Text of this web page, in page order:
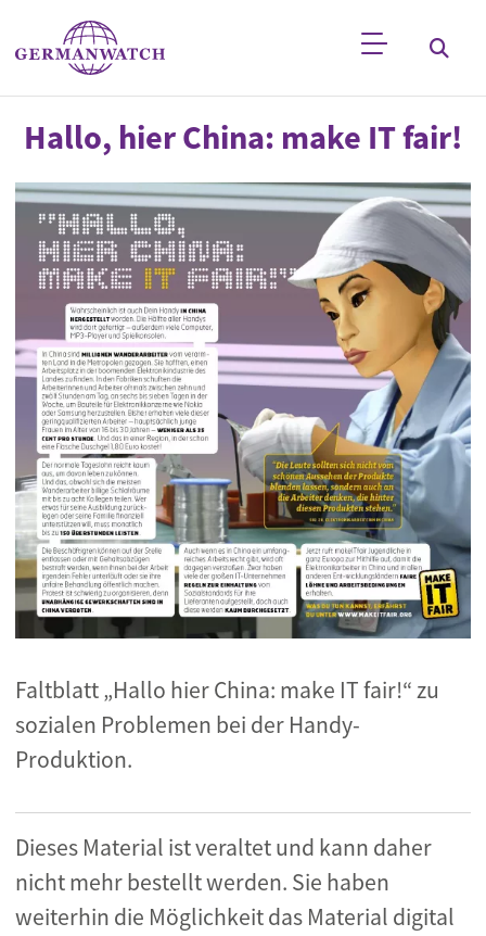
Direkt zum Inhalt
Stichwortsuche
Hallo, hier China: make IT fair!
Faltblatt „Hallo hier China: make IT fair!“ zu
sozialen Problemen bei der Handy-
Produktion.
Dieses Material ist veraltet und kann daher
nicht mehr bestellt werden. Sie haben
weiterhin die Möglichkeit das Material digital